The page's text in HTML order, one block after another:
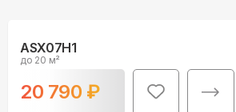
ASX07H1
до 20 м²
20 790 ₽